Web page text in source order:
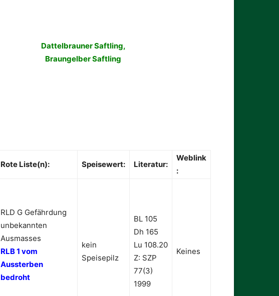
Dattelbrauner Saftling,
Braungelber Saftling
Rote Liste(n): Speisewert: Literatur:
Weblink
:
RLD G Gefährdung
unbekannten
Ausmasses
RLB 1 vom
Aussterben
bedroht
kein
Speisepilz
BL 105
Dh 165
Lu 108.20
Z: SZP
77(3)
1999
Keines